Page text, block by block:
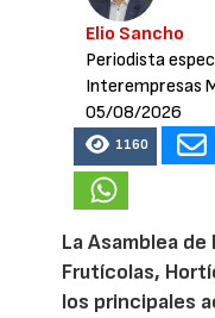
Elio Sancho
Periodista
Interempresas
05/08/2026
1160
La Asamblea de
Frutícolas,
los principales